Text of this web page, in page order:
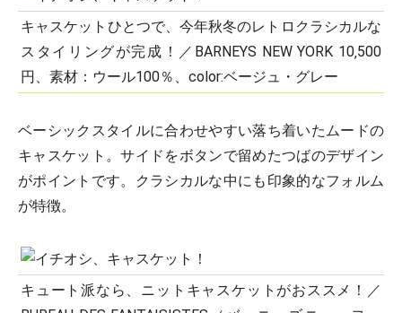
キャスケットひとつで、今年秋冬のレトロクラシカルな
スタイリングが完成！／BARNEYS NEW YORK 10‚500
円、素材：ウール100％、color:ベージュ・グレー
ベーシックスタイルに合わせやすい落ち着いたムードの
キャスケット。サイドをボタンで留めたつばのデザイン
がポイントです。クラシカルな中にも印象的なフォルム
が特徴。
キュート派なら、ニットキャスケットがおススメ！／